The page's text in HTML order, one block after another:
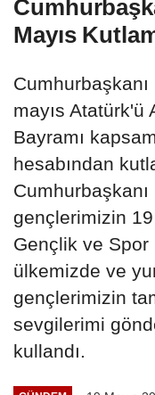
Mayıs
mayıs Atatürk'ü
Bayramı
hesabından
gençlerimizin
Gençlik ve Spor
ülkemizde ve
gençlerimizin
sevgilerimi
kullandı.